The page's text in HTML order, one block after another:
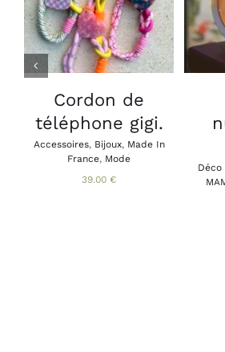
CE
PRODUIT
A
PLUSIEURS
VARIATIONS.
LES
OPTIONS
PEUVENT
ÊTRE
CHOISIES
DÉTAILS
Cordon de
téléphone gigi.
Accessoires, Bijoux, Made In
France, Mode
39.00 €
Déco